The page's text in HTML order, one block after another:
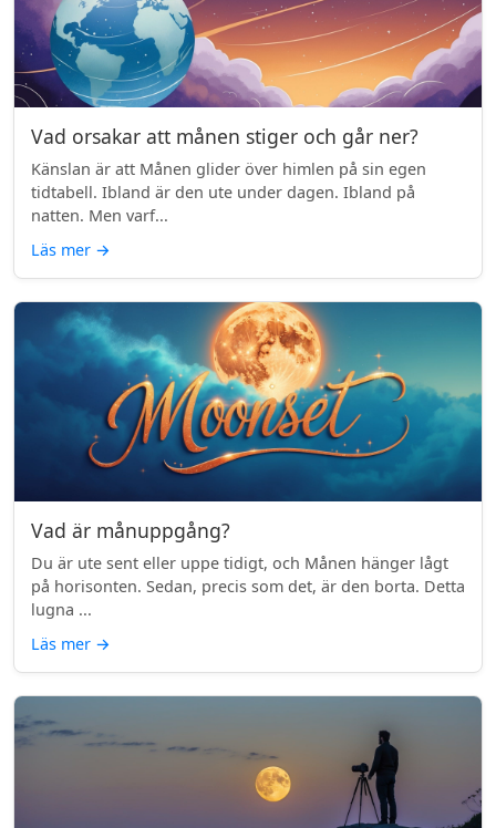
Vad orsakar att månen stiger och går ner?
Känslan är att Månen glider över himlen på sin egen
tidtabell. Ibland är den ute under dagen. Ibland på
natten. Men varf...
Läs mer →
Vad är månuppgång?
Du är ute sent eller uppe tidigt, och Månen hänger lågt
på horisonten. Sedan, precis som det, är den borta. Detta
lugna ...
Läs mer →